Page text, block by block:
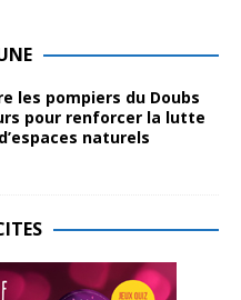
les pompiers du Doubs
pour renforcer la lutte
naturels